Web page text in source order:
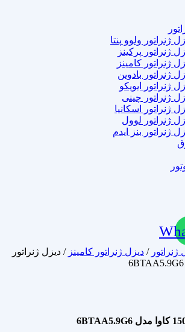
ژنراتور ولوو پنتا
ژنراتور پرکینز
ژنراتور کامینز
ژنراتور بادوین
ژنراتور ایویکو
ژنراتور چینی
ژنراتور اسکانیا
ژنراتور لوول
ژنراتور بنز ایدم
ژنراتور / دیزل ژنراتور کامینز / دیزل ژنراتور